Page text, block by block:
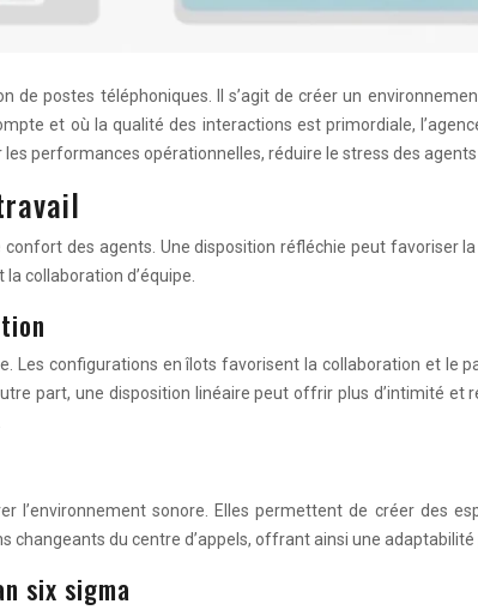
de postes téléphoniques. Il s’agit de créer un
et où la qualité des interactions est primordiale,
performances opérationnelles, réduire le stress des
confort des agents. Une disposition réfléchie peut
collaboration d’équipe.
Les configurations en îlots favorisent la collaboration et le
part, une disposition linéaire peut offrir plus d’intimité et
l’environnement sonore. Elles permettent de créer des
du centre d’appels, offrant ainsi une
six sigma